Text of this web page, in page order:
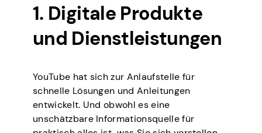
1. Digitale Produkte
und Dienstleistungen
YouTube hat sich zur Anlaufstelle für
schnelle Lösungen und Anleitungen
entwickelt. Und obwohl es eine
unschätzbare Informationsquelle für